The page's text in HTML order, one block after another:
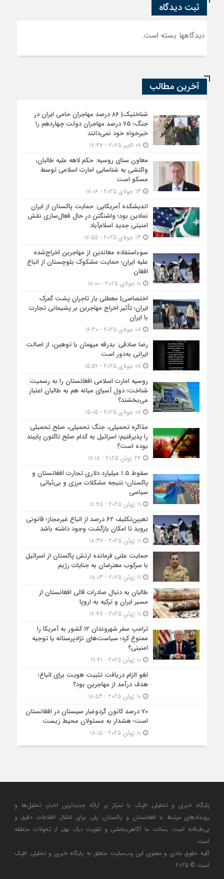
ثبت دیدگاه
دیدگاهها بسته است.
آخرین مطالب
شناختیک| ۸۶ درصد مهاجران حامی ایران در
جنگ؛ ۷۵ درصد مهاجران دولت چهاردهم را
خیرخواه خود نمی‌دانند
معاون سنای روسیه: حکم لاهه علیه طالبان،
واکنشی به شناسایی امارت اسلامی توسط
مسکو است
اندیشکده آمریکایی: حمایت پاکستان از ایران
نمادین بود؛ واشنگتن در حال فعال‌سازی نقش
امنیتی جدید اسلام‌آباد
سوءاستفاده معاندین از مهاجرین اخراج‌شده
علیه ایران؛ حمایت مشکوک بلوچستان از اتباع
افغان
10 جولای 2025 - 18:00
اختصاصی| معطلی بار تاجران پشت گمرک
ایران؛ تأثیر اخراج مهاجرین بر پشیمانی تجارت
با ایران
رضا صادقی: بدرقه میهمان با توهین، از اصالت
ایرانی به‌دور است
روسیه امارت اسلامی افغانستان را به رسمیت
شناخت؛ دول آسیای میانه هم به طالبان اعتبار
می‎‌بخشند؟
مذاکره تحمیلی، جنگ تحمیلی، صلح تحمیلی
را پذیرفتیم؛ اسرائیل به کدام صلح تاکنون پایبند
بوده است؟
سقوط ۱.۵ میلیارد دلاری تجارت افغانستان و
پاکستان؛ نتیجه مشکلات مرزی و بی‌ثباتی
سیاسی
تعیین‌تکلیف ۶۲ درصد از اتباع غیرمجاز؛ قانونی
بروید تا امکان بازگشت وجود داشته باشد
حمایت علنی فرمانده ارتش پاکستان از اسرائیل
با سرکوب معترضان به جنایات رژیم
طالبان به دنبال صادرات قالی افغانستان از
مسیر ایران و ترکیه به اروپا
ترامپ سفر شهروندان ۱۲ کشور به آمریکا را
ممنوع کرد؛ سیاست‌های نژادپرستانه یا توجیه
امنیتی؟
10 ژوئن 2025 - 19:41
لغو الزام دریافت تثبیت هویت برای اتباع؛
هدف درآمد از مهاجرین بود؟
10 ژوئن 2025 - 18:53
۷۰ درصد کانون گردوغبار سیستان در افغانستان
است؛ هشدار به مسئولان محیط زیست
10 ژوئن 2025 - 18:15
پایگاه خبری و تحلیلی افپک با تمرکز بر ارائه جدیدترین اخبار، تحلیل‌ها و
رویدادهای مرتبط با افغانستان و پاکستان، پلی برای انتقال اطلاعات دقیق و
بی‌طرفانه است. رسالت ما آگاهی‌بخشی و تقویت درک بهتر از تحولات منطقه
است.
کلیه حقوق مادی و معنوی این وب‌سایت متعلق به پایگاه خبری و تحلیلی افپک
است © 2025.